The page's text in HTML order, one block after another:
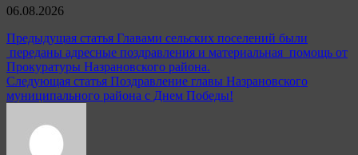
06.08.2026
Навигация
по
записям
Предыдущая статья Главами сельских поселений были
переданы адресные поздравления и материальная помощь от
Прокуратуры Назрановского района.
Следующая статья Поздравление главы Назрановского
муниципального района с Днем Победы!